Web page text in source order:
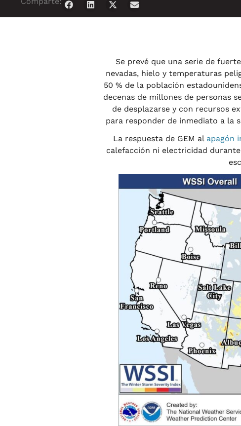
Se prevé que una serie de
nevadas, hielo y temperaturas
50 % de la población
decenas de millones de personas
de desplazarse y con recursos
para responder de inmediato a la
La respuesta de GEM al apagón
calefacción ni electricidad